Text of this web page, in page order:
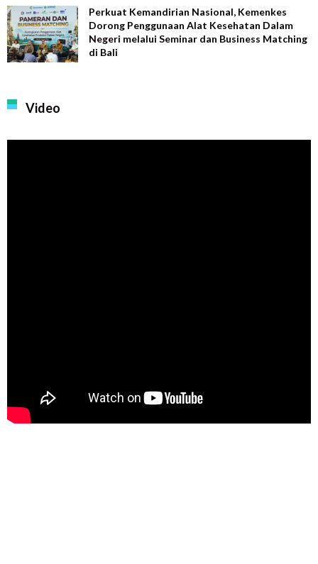
Perkuat Kemandirian Nasional, Kemenkes
Dorong Penggunaan Alat Kesehatan Dalam
Negeri melalui Seminar dan Business Matching
di Bali
Video